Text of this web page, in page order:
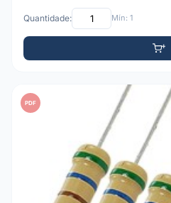
Quantidade: Mín: 1
PDF